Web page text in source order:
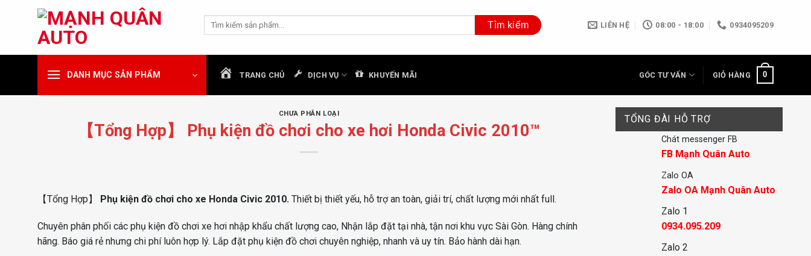
dung
Tìm
LIÊN HỆ 08:00 - 18:00 0934095209
DANH MỤC SẢN PHẨM TRANG CHỦ DỊCH VỤ KHUYẾN MÃI GÓC TƯ VẤN GIỎ HÀNG 0
CHƯA PHÂN LOẠI
【Tổng Hợp】 Phụ kiện đồ chơi cho xe hơi Honda Civic 2010™
【Tổng Hợp】 Phụ kiện đồ chơi cho xe Honda Civic 2010. Thiết bị thiết yếu, hỗ trợ an toàn, giải trí, chất lượng mới nhất full.
Chuyên phân phối các phụ kiện đồ chơi xe hơi nhập khẩu chất lượng cao, Nhận lắp đặt tại nhà, tận nơi khu vực Sài Gòn. Hàng chính
hãng. Báo giá rẻ nhưng chi phí luôn hợp lý. Lắp đặt phụ kiện đồ chơi chuyên nghiệp, nhanh và uy tín. Bảo hành dài hạn.
TỔNG ĐÀI HỖ TRỢ
Chát messenger FB
FB Mạnh Quân Auto
Zalo OA
Zalo OA Mạnh Quân Auto
Zalo 1
0934.095.209
Zalo 2